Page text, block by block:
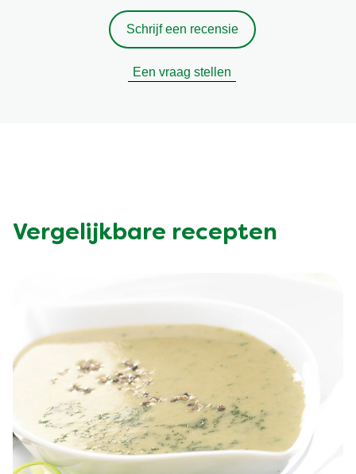
Schrijf een recensie
Een vraag stellen
Vergelijkbare recepten